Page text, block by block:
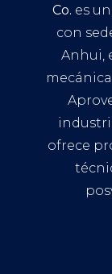
Co. es
con
Anhui,
ofrece